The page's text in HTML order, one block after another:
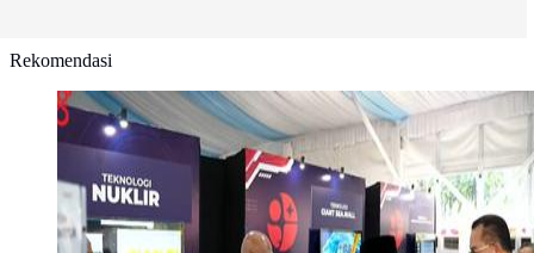
Rekomendasi